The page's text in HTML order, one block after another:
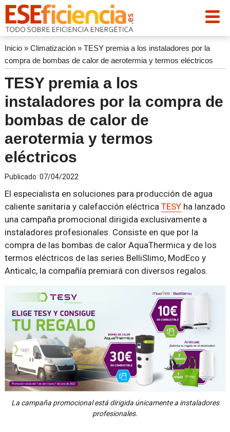
Inicio» Climatización» TESY premia a los instaladores por la
compra de bombas de calor de aerotermia y termos eléctricos
TESY premia a los
instaladores por la compra de
bombas de calor de
aerotermia y termos
eléctricos
Publicado: 07/04/2022
El especialista en soluciones para producción de agua
caliente sanitaria y calefacción eléctrica TESYha lanzado
una campaña promocional dirigida exclusivamente a
instaladores profesionales. Consiste en que por la
compra de las bombas de calor AquaThermica y de los
termos eléctricos de las series BelliSlimo, ModEco y
Anticalc, la compañía premiará con diversos regalos.
La campaña promocional está dirigida únicamente a instaladores
profesionales.